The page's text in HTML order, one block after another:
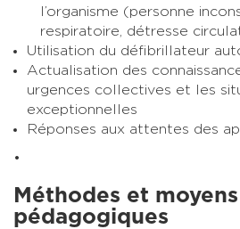
l’organisme (personne
respiratoire, détresse
Utilisation du défibrillateur
Actualisation des
urgences collectives et les
exceptionnelles
Réponses aux attentes des
Méthodes et moyens
pédagogiques